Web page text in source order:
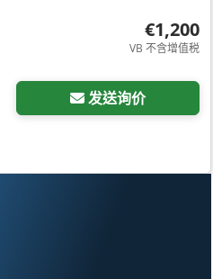
€1,200
VB 不含增值税
发送询价